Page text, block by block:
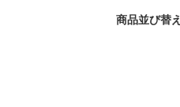
商品並び替え